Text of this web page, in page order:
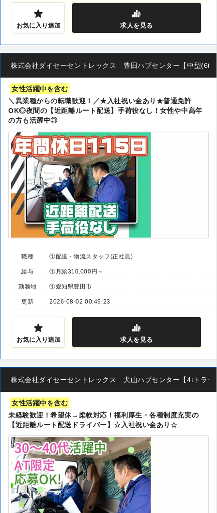
お気に入り追加 求人を見る
株式会社ダイセーセントレックス 豊田ハブセンター【中型(6t)
女性活躍中を含む
＼異業種からの転職歓迎！／★入社祝い金あり★普通免許
OK◎夜間の【近距離ルート配送】手荷役なし！女性や中高年
の方も活躍中◎
職種 ①配送・物流スタッフ(正社員)
給与 ①月給310,000円～
勤務地 ①愛知県豊田市
更新 2026-08-02 00:49:23
お気に入り追加 求人 を見る
株式会社ダイセーセントレックス 犬山ハブセンター【4tトラッ
女性活躍中を含む
未経験歓迎！希望休→柔軟対応！福利厚生・各種制度充実の
【近距離ルート配送ドライバー】☆入社祝い金あり☆